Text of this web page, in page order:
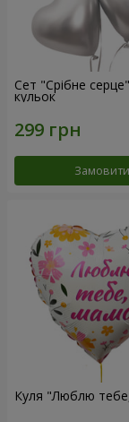
Сет "Срібне
кульок
Замовити
Куля "Люблю